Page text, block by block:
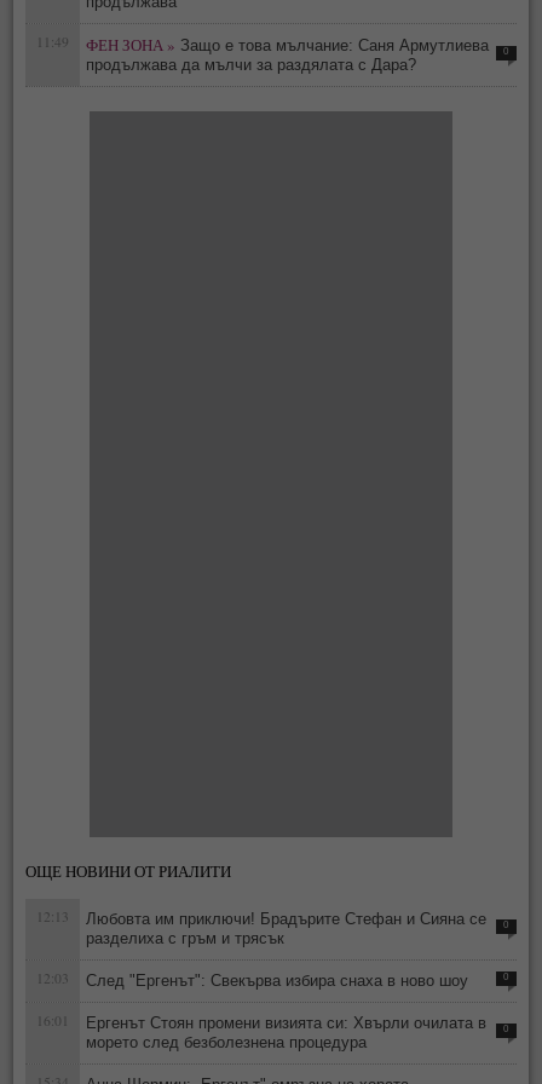
11:49 ФЕН ЗОНА » Защо е това мълчание: Саня Армутлиева
продължава да мълчи за раздялата с Дара?
0
ОЩЕ НОВИНИ ОТ РИАЛИТИ
12:13
Любовта им приключи! Брадърите Стефан и Сияна се
разделиха с гръм и трясък
0
12:03 След "Ергенът": Свекърва избира снаха в ново шоу 0
16:01
Ергенът Стоян промени визията си: Хвърли очилата в
морето след безболезнена процедура
0